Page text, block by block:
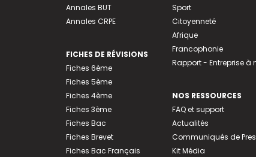
Annales BUT
Annales CRPE
FICHES DE RÉVISIONS
Fiches 6ème
Fiches 5ème
Fiches 4ème
Fiches 3ème
Fiches Bac
Fiches Brevet
Fiches Bac Français
Sport
Citoyenneté
Afrique
Francophonie
Rapport - Entreprise à
NOS RESSOURCES
FAQ et support
Actualités
Communiqués de
Kit Média